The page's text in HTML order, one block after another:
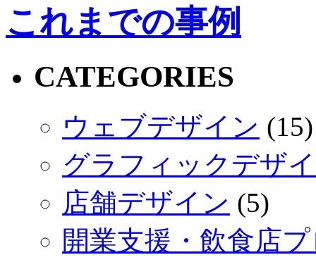
これまでの事例
CATEGORIES
ウェブデザイン (15)
グラフィックデザ
店舗デザイン (5)
開業支援・飲食店